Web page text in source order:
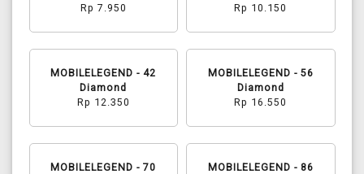
Rp 7.950
Rp 10.150
MOBILELEGEND - 42
Diamond
Rp 12.350
MOBILELEGEND - 56
Diamond
Rp 16.550
MOBILELEGEND - 70
MOBILELEGEND - 86